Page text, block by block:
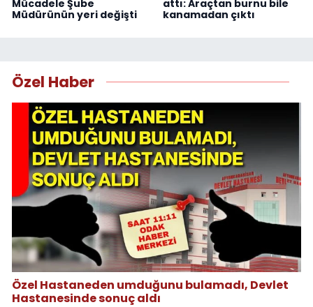
Mücadele Şube
Müdürünün yeri değişti
attı: Araçtan burnu bile
kanamadan çıktı
Özel Haber
Özel Hastaneden umduğunu bulamadı, Devlet
Hastanesinde sonuç aldı